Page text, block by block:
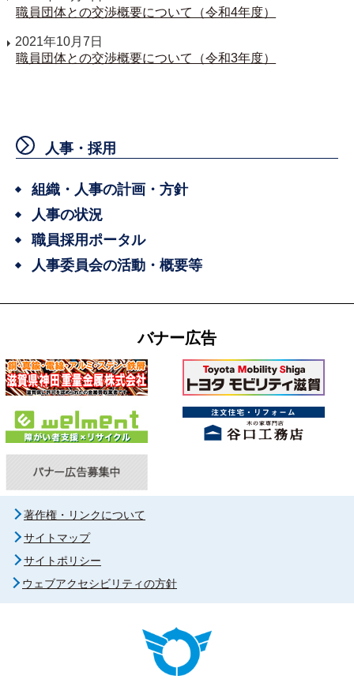
職員団体との交渉概要について（令和4年度）
2021年10月7日
職員団体との交渉概要について（令和3年度）
人事・採用
組織・人事の計画・方針
人事の状況
職員採用ポータル
人事委員会の活動・概要等
バナー広告
著作権・リンクについて
サイトマップ
サイトポリシー
ウェブアクセシビリティの方針